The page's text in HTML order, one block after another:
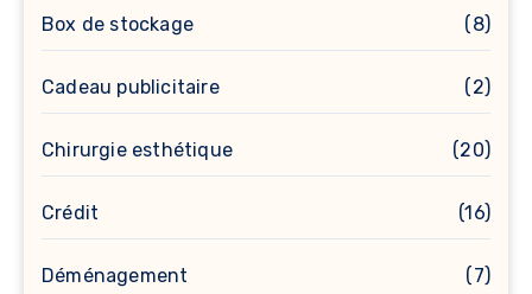
Box de stockage (8)
Cadeau publicitaire (2)
Chirurgie esthétique (20)
Crédit (16)
Déménagement (7)